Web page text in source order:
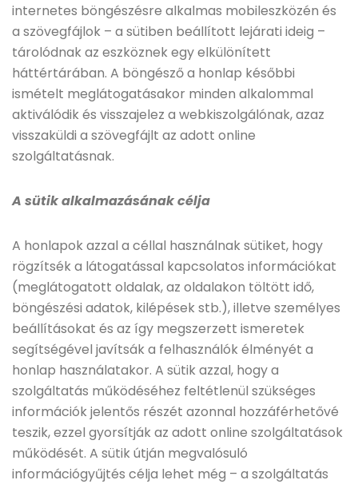
internetes böngészésre alkalmas mobileszközén és
a szövegfájlok – a sütiben beállított lejárati ideig –
tárolódnak az eszköznek egy elkülönített
háttértárában. A böngésző a honlap későbbi
ismételt meglátogatásakor minden alkalommal
aktiválódik és visszajelez a webkiszolgálónak, azaz
visszaküldi a szövegfájlt az adott online
szolgáltatásnak.
A sütik alkalmazásának célja
A honlapok azzal a céllal használnak sütiket, hogy
rögzítsék a látogatással kapcsolatos információkat
(meglátogatott oldalak, az oldalakon töltött idő,
böngészési adatok, kilépések stb.), illetve személyes
beállításokat és az így megszerzett ismeretek
segítségével javítsák a felhasználók élményét a
honlap használatakor. A sütik azzal, hogy a
szolgáltatás működéséhez feltétlenül szükséges
információk jelentős részét azonnal hozzáférhetővé
teszik, ezzel gyorsítják az adott online szolgáltatások
működését. A sütik útján megvalósuló
információgyűjtés célja lehet még – a szolgáltatás